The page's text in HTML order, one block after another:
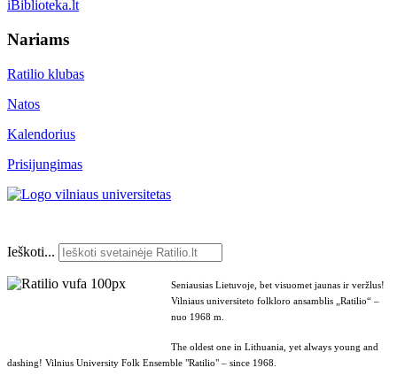
iBiblioteka.lt
Nariams
Ratilio klubas
Natos
Kalendorius
Prisijungimas
Ieškoti...
Seniausias Lietuvoje, bet visuomet jaunas ir veržlus!
Vilniaus universiteto folkloro ansamblis „Ratilio“ –
nuo 1968 m.
The oldest one in Lithuania, yet always young and
dashing! Vilnius University Folk Ensemble "Ratilio" – since 1968.